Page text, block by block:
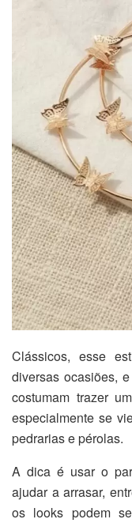
Clássicos, esse
diversas ocasiões,
costumam trazer
especialmente se
pedrarias e pérolas.
A dica é usar o
ajudar a arrasar,
os looks podem